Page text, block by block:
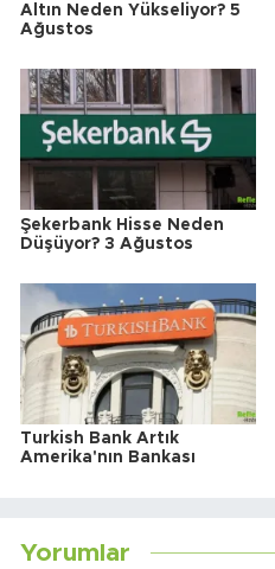
Altın Neden Yükseliyor? 5
Ağustos
Şekerbank Hisse Neden
Düşüyor? 3 Ağustos
Turkish Bank Artık
Amerika'nın Bankası
Yorumlar